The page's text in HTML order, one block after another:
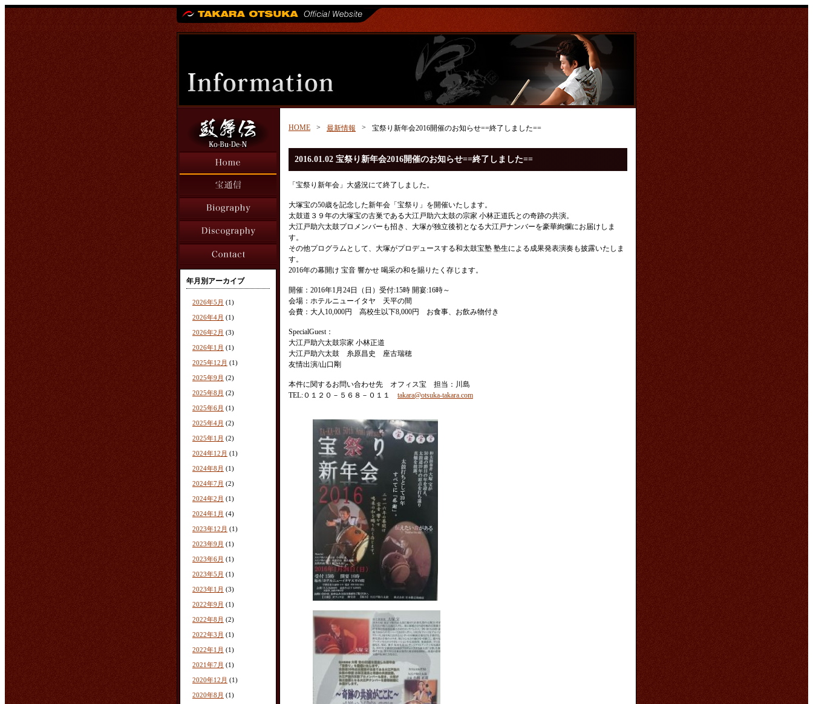
年月別アーカイブ
2026年5月 (1)
2026年4月 (1)
2026年2月 (3)
2026年1月 (1)
2025年12月 (1)
2025年9月 (2)
2025年8月 (2)
2025年6月 (1)
2025年4月 (2)
2025年1月 (2)
2024年12月 (1)
2024年8月 (1)
2024年7月 (2)
2024年2月 (1)
2024年1月 (4)
2023年12月 (1)
2023年9月 (1)
2023年6月 (1)
2023年5月 (1)
2023年1月 (3)
2022年9月 (1)
2022年8月 (2)
2022年3月 (1)
2022年1月 (1)
2021年7月 (1)
2020年12月 (1)
2020年8月 (1)
HOME > 最新情報 > 宝祭り新年会2016開催のお知らせ==終了しました==
2016.01.02 宝祭り新年会2016開催のお知らせ==終了しました==
「宝祭り新年会」大盛況にて終了しました。
大塚宝の50歳を記念した新年会「宝祭り」を開催いたします。
太鼓道３９年の大塚宝の古巣である大江戸助六太鼓の宗家 小林正道氏との奇跡の共演。
大江戸助六太鼓プロメンバーも招き、大塚が独立後初となる大江戸ナンバーを豪華絢爛にお届けしま
す。
その他プログラムとして、大塚がプロデュースする和太鼓宝塾 塾生による成果発表演奏も披露いたしま
す。
2016年の幕開け 宝音 響かせ 喝采の和を賜りたく存じます。
開催：2016年1月24日（日）受付:15時 開宴:16時～
会場：ホテルニューイタヤ 天平の間
会費：大人10,000円 高校生以下8,000円 お食事、お飲み物付き
SpecialGuest：
大江戸助六太鼓宗家 小林正道
大江戸助六太鼓 糸原昌史 座古瑞穂
友情出演/山口剛
本件に関するお問い合わせ先 オフィス宝 担当：川島
TEL:０１２０－５６８－０１１ takara@otsuka-takara.com